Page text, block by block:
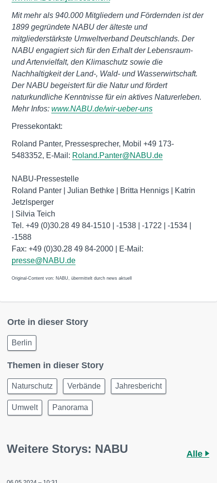
Mit mehr als 940.000 Mitgliedern und Fördernden ist der
1899 gegründete NABU der älteste und
mitgliederstärkste Umweltverband Deutschlands. Der
NABU engagiert sich für den Erhalt der Lebensraum-
und Artenvielfalt, den Klimaschutz sowie die
Nachhaltigkeit der Land-, Wald- und Wasserwirtschaft.
Der NABU begeistert für die Natur und fördert
naturkundliche Kenntnisse für ein aktives Naturerleben.
Mehr Infos: www.NABU.de/wir-ueber-uns
Pressekontakt:
Roland Panter, Pressesprecher, Mobil +49 173-
5483352, E-Mail: Roland.Panter@NABU.de
NABU-Pressestelle
Roland Panter | Julian Bethke | Britta Hennigs | Katrin
Jetzlsperger
| Silvia Teich
Tel. +49 (0)30.28 49 84-1510 | -1538 | -1722 | -1534 |
-1588
Fax: +49 (0)30.28 49 84-2000 | E-Mail:
presse@NABU.de
Original-Content von: NABU, übermittelt durch news aktuell
Orte in dieser Story
Berlin
Themen in dieser Story
Naturschutz Verbände Jahresbericht
Umwelt Panorama
Weitere Storys: NABU Alle